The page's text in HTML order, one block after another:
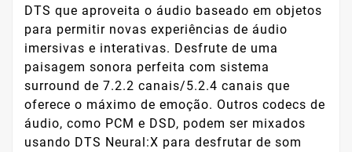
DTS que aproveita o áudio baseado em objetos
para permitir novas experiências de áudio
imersivas e interativas. Desfrute de uma
paisagem sonora perfeita com sistema
surround de 7.2.2 canais/5.2.4 canais que
oferece o máximo de emoção. Outros codecs de
áudio, como PCM e DSD, podem ser mixados
usando DTS Neural:X para desfrutar de som